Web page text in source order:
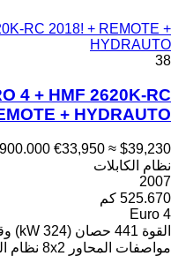
RC 2018! + REMOTE +
HYDRAUTO
38
4 + HMF 2620K-RC
+ HYDRAUTO
€33,950 ≈ $39,230
نظام الكابلات
2007
525.670 كم
Euro 4
القوة 441 حصان (324 kW)
مواصفات المحاور 8x2 نظام